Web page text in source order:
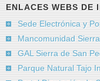
ENLACES WEBS DE
Sede Electrónica y
Mancomunidad
GAL Sierra de San
Parque Natural Tajo